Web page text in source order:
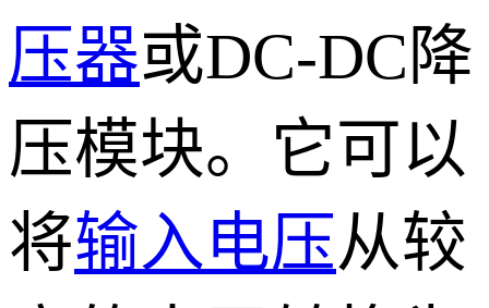
压器或DC-DC降
压模块。它可以
将输入电压从较